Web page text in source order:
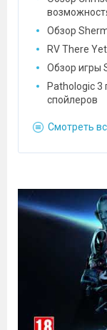
Обзор
RV There Yet
Обзор игры
Pathologic
спойлеров
Смотреть